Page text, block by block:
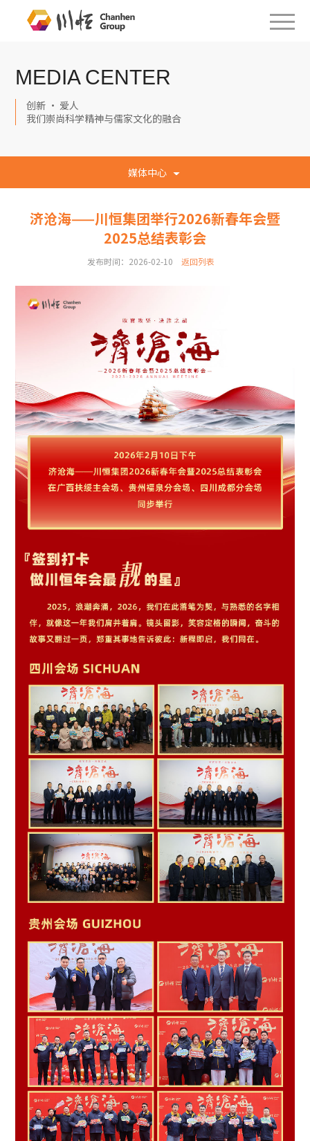
MEDIA CENTER
创新 · 爱人
我们崇尚科学精神与儒家文化的融合
媒体中心
济沧海——川恒集团举行2026新春年会暨
2025总结表彰会
发布时间：2026-02-10 返回列表